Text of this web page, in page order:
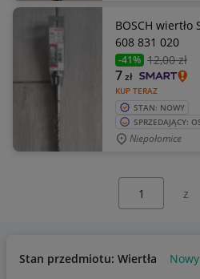
BOSCH wiertło
608 831 020
-41% 12,00 zł
KUP TERAZ
7zł
STAN: NOWY
SPRZEDAJĄCY:
Niepołomice
Stan przedmiotu: Wiertła Nowy